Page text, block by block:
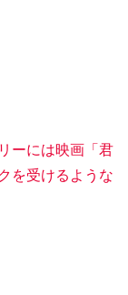
ーには映画「君
を受けるような